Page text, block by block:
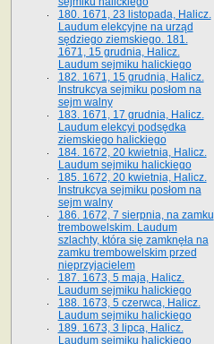
180. 1671, 23 listopada, Halicz.
Laudum elekcyjne na urząd
sędziego ziemskiego. 181.
1671, 15 grudnia, Halicz.
Laudum sejmiku halickiego
182. 1671, 15 grudnia, Halicz.
Instrukcya sejmiku posłom na
sejm walny
183. 1671, 17 grudnia, Halicz.
Laudum elekcyi podsędka
ziemskiego halickiego
184. 1672, 20 kwietnia, Halicz.
Laudum sejmiku halickiego
185. 1672, 20 kwietnia, Halicz.
Instrukcya sejmiku posłom na
sejm walny
186. 1672, 7 sierpnia, na zamku
trembowelskim. Laudum
szlachty, która się zamknęła na
zamku trembowelskim przed
nieprzyjacielem
187. 1673, 5 maja, Halicz.
Laudum sejmiku halickiego
188. 1673, 5 czerwca, Halicz.
Laudum sejmiku halickiego
189. 1673, 3 lipca, Halicz.
Laudum sejmiku halickiego